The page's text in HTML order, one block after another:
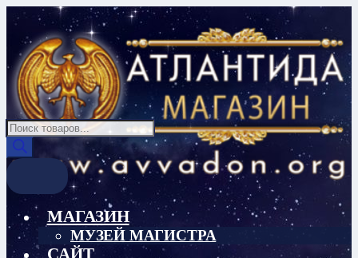
Перейти
навигации
Перейти
содержимому
Поиск
товаров
МАГАЗИН
МУЗЕЙ МАГИСТРА
САЙТ